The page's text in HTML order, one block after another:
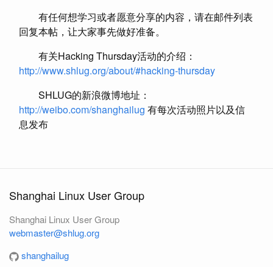
有任何想学习或者愿意分享的内容，请在邮件列表
回复本帖，让大家事先做好准备。
有关Hacking Thursday活动的介绍：
http://www.shlug.org/about/#hacking-thursday
SHLUG的新浪微博地址：
http://weibo.com/shanghailug 有每次活动照片以及信
息发布
Shanghai Linux User Group
Shanghai Linux User Group
webmaster@shlug.org
shanghailug